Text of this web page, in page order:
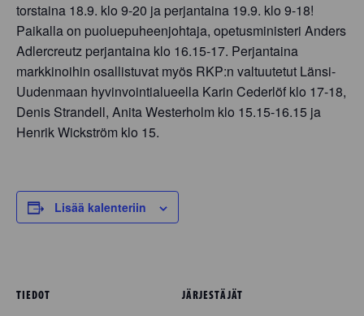
torstaina 18.9. klo 9-20 ja perjantaina 19.9. klo 9-18!
Paikalla on puoluepuheenjohtaja, opetusministeri Anders
Adlercreutz perjantaina klo 16.15-17. Perjantaina
markkinoihin osallistuvat myös RKP:n valtuutetut Länsi-
Uudenmaan hyvinvointialueella Karin Cederlöf klo 17-18,
Denis Strandell, Anita Westerholm klo 15.15-16.15 ja
Henrik Wickström klo 15.
Lisää kalenteriin
TIEDOT JÄRJESTÄJÄT